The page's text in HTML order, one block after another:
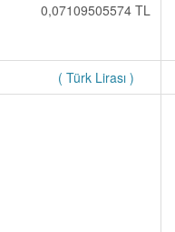
0,07109505574 TL
( Türk Lirası )